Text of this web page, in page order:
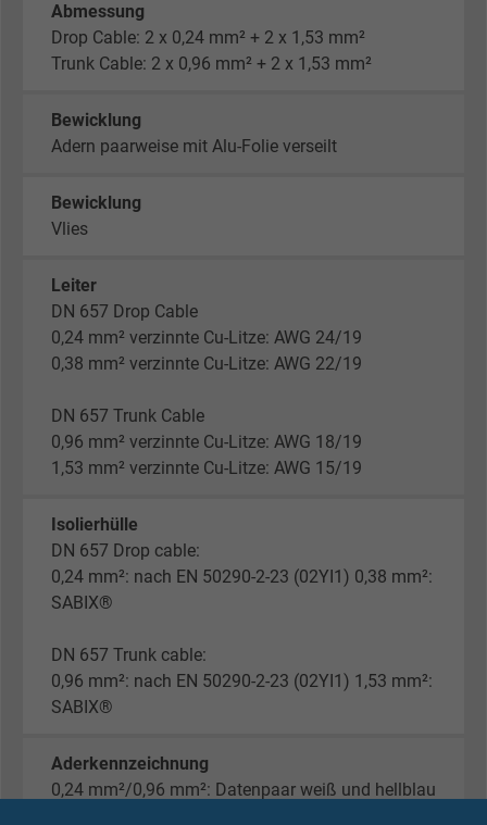
Abmessung
Drop Cable: 2 x 0,24 mm² + 2 x 1,53 mm²
Trunk Cable: 2 x 0,96 mm² + 2 x 1,53 mm²
Bewicklung
Adern paarweise mit Alu-Folie verseilt
Bewicklung
Vlies
Leiter
DN 657 Drop Cable
0,24 mm² verzinnte Cu-Litze: AWG 24/19
0,38 mm² verzinnte Cu-Litze: AWG 22/19
DN 657 Trunk Cable
0,96 mm² verzinnte Cu-Litze: AWG 18/19
1,53 mm² verzinnte Cu-Litze: AWG 15/19
Isolierhülle
DN 657 Drop cable:
0,24 mm²: nach EN 50290-2-23 (02YI1) 0,38 mm²:
SABIX®
DN 657 Trunk cable:
0,96 mm²: nach EN 50290-2-23 (02YI1) 1,53 mm²:
SABIX®
Aderkennzeichnung
0,24 mm²/0,96 mm²: Datenpaar weiß und hellblau